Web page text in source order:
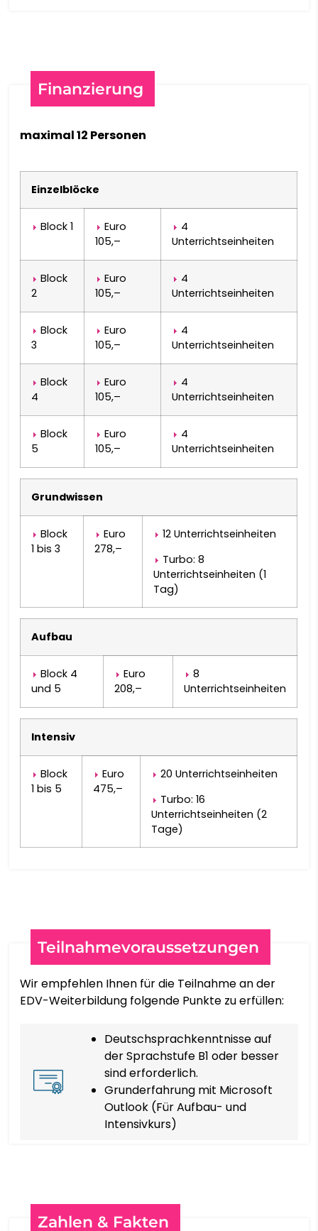
नेपाली
NORSK BOKMÅL
POLSKI
PORTUGUÊS
ROMÂNĂ
РУССКИЙ
SAMOAN
СРПСКИ ЈЕЗИК
SESOTHO
SHONA
SLOVENŠČINA
AFSOOMAALI
ESPAÑOL
SVENSKA
ТОҶИКӢ
தமிழ்
తెలుగు
ไทย
Finanzierung
maximal 12 Personen
Einzelblöcke
Block 1
Euro
105,–
4
Unterrichtseinheiten
Block
2
Euro
105,–
4
Unterrichtseinheiten
Block
3
Euro
105,–
4
Unterrichtseinheiten
Block
4
Euro
105,–
4
Unterrichtseinheiten
Block
5
Euro
105,–
4
Unterrichtseinheiten
Grundwissen
Block
1 bis 3
Euro
278,–
12 Unterrichtseinheiten
Turbo: 8
Unterrichtseinheiten (1
Tag)
Aufbau
Block 4
und 5
Euro
208,–
8
Unterrichtseinheiten
Intensiv
Block
1 bis 5
Euro
475,–
20 Unterrichtseinheiten
Turbo: 16
Unterrichtseinheiten (2
Tage)
Teilnahmevoraussetzungen
Wir empfehlen Ihnen für die Teilnahme an der
EDV-Weiterbildung folgende Punkte zu erfüllen:
Deutschsprachkenntnisse auf
der Sprachstufe B1 oder besser
sind erforderlich.
Grunderfahrung mit Microsoft
Outlook (Für Aufbau- und
Intensivkurs)
Zahlen & Fakten